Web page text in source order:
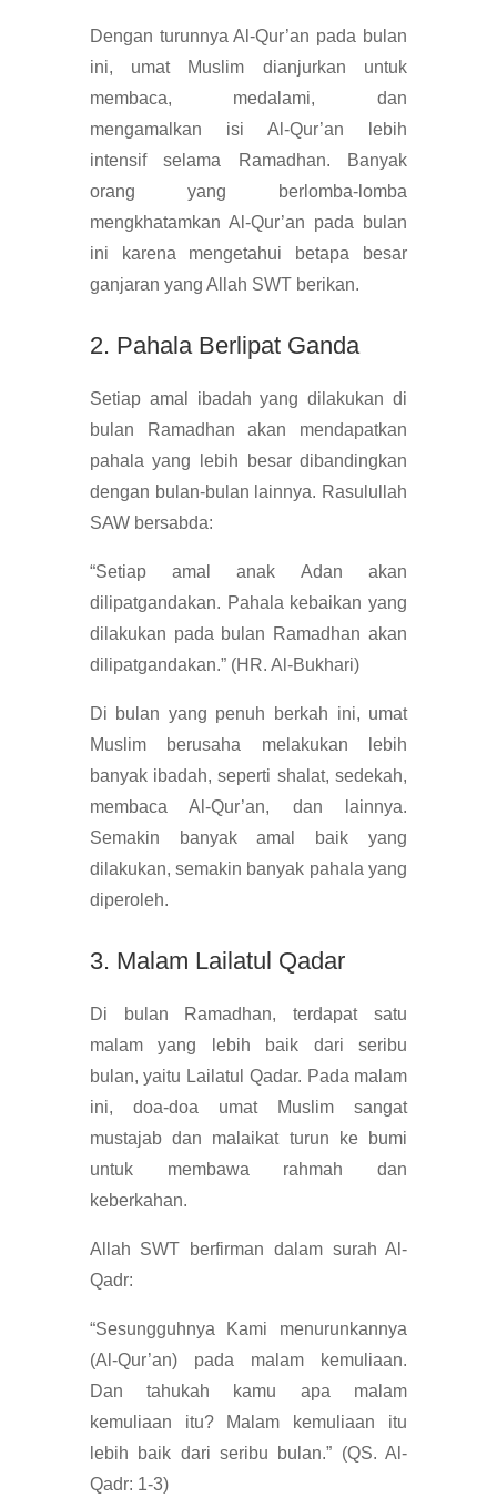
Dengan turunnya Al-Qur’an pada bulan
ini, umat Muslim dianjurkan untuk
membaca, medalami, dan
mengamalkan isi Al-Qur’an lebih
intensif selama Ramadhan. Banyak
orang yang berlomba-lomba
mengkhatamkan Al-Qur’an pada bulan
ini karena mengetahui betapa besar
ganjaran yang Allah SWT berikan.
2. Pahala Berlipat Ganda
Setiap amal ibadah yang dilakukan di
bulan Ramadhan akan mendapatkan
pahala yang lebih besar dibandingkan
dengan bulan-bulan lainnya. Rasulullah
SAW bersabda:
“Setiap amal anak Adan akan
dilipatgandakan. Pahala kebaikan yang
dilakukan pada bulan Ramadhan akan
dilipatgandakan.” (HR. Al-Bukhari)
Di bulan yang penuh berkah ini, umat
Muslim berusaha melakukan lebih
banyak ibadah, seperti shalat, sedekah,
membaca Al-Qur’an, dan lainnya.
Semakin banyak amal baik yang
dilakukan, semakin banyak pahala yang
diperoleh.
3. Malam Lailatul Qadar
Di bulan Ramadhan, terdapat satu
malam yang lebih baik dari seribu
bulan, yaitu Lailatul Qadar. Pada malam
ini, doa-doa umat Muslim sangat
mustajab dan malaikat turun ke bumi
untuk membawa rahmah dan
keberkahan.
Allah SWT berfirman dalam surah Al-
Qadr:
“Sesungguhnya Kami menurunkannya
(Al-Qur’an) pada malam kemuliaan.
Dan tahukah kamu apa malam
kemuliaan itu? Malam kemuliaan itu
lebih baik dari seribu bulan.” (QS. Al-
Qadr: 1-3)